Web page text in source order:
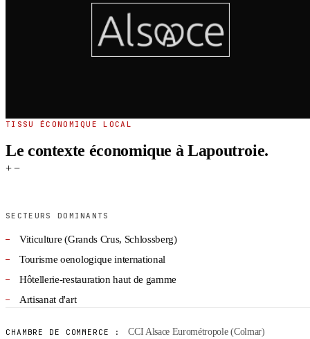
TISSU ÉCONOMIQUE LOCAL
Le contexte économique à Lapoutroie.
+ −
SECTEURS DOMINANTS
Viticulture (Grands Crus, Schlossberg)
Tourisme oenologique international
Hôtellerie-restauration haut de gamme
Artisanat d'art
CHAMBRE DE COMMERCE : CCI Alsace Eurométropole (Colmar)